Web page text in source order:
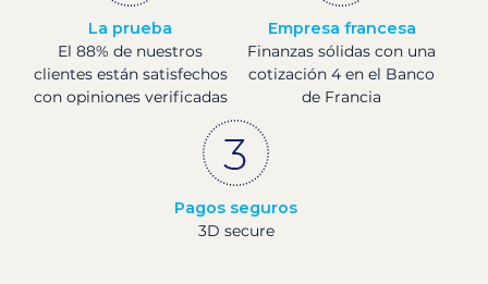
La prueba
El 88% de nuestros
clientes están satisfechos
con opiniones verificadas
Empresa francesa
Finanzas sólidas con una
cotización 4 en el Banco
de Francia
Pagos seguros
3D secure